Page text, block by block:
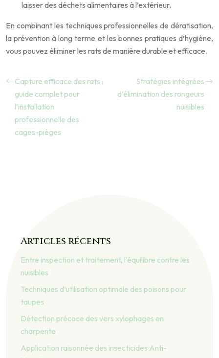
laisser des déchets alimentaires à l’extérieur.
En combinant les techniques professionnelles de dératisation,
la prévention à long terme et les bonnes pratiques d’hygiène,
vous pouvez éliminer les rats de manière durable et efficace.
Capture efficace des rats :
guide complet pour
l’installation
professionnelle des
cages-pièges
Stratégies intégrées
d’élimination des rongeurs
nuisibles
Articles récents
Entre inspection et traitement, l’équilibre contre les
nuisibles
Techniques d’utilisation optimale des poisons pour
taupes
Détection précoce des vers xylophages en
charpente
Application raisonnée des insecticides Anti-